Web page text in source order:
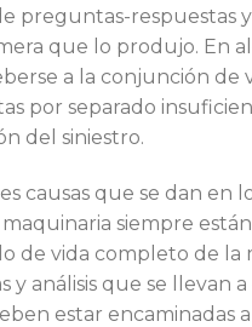
preguntas-respuestas
que lo produjo. En
a la conjunción de
por separado
del siniestro.
causas que se dan en
siempre
de vida completo de la
y análisis que se llevan
estar encaminadas